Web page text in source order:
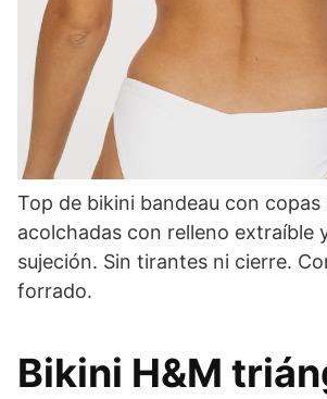
Top de bikini bandeau con
acolchadas con relleno extraíble
sujeción. Sin tirantes ni cierre.
forrado.
Bikini H&M